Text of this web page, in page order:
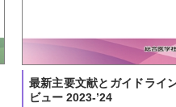
最新主要文献とガイドラ
ビュー 2023-’24